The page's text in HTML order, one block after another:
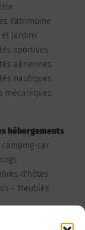
Patrimoine
Jardins
sportives
aériennes
nautiques
mécaniques
hébergements
camping-car
d'hôtes
- Meublés